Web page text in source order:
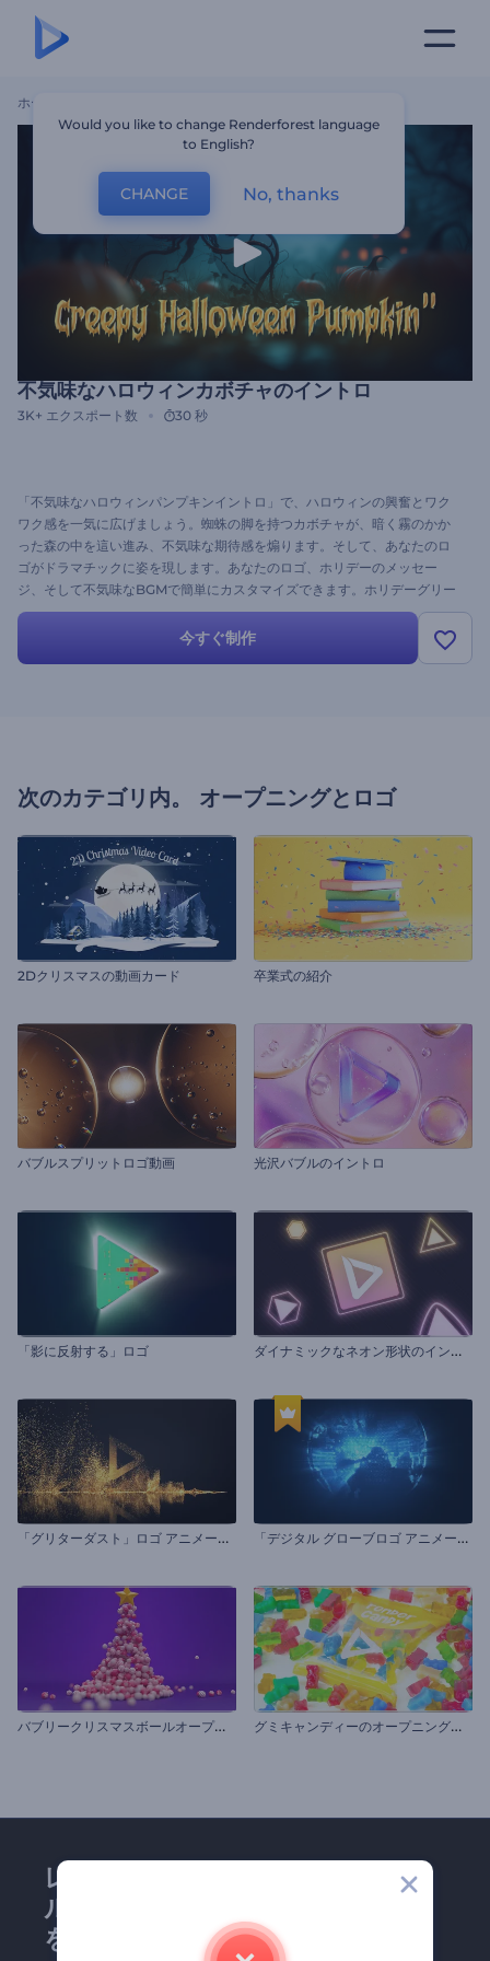
ホーム
不気味なハロウィンカボチャのイントロ
3K+ エクスポート数 30 秒
「不気味なハロウィンパンプキンイントロ」で、ハロウィンの興奮とワク
ワク感を一気に広げましょう。蜘蛛の脚を持つカボチャが、暗く霧のかか
った森の中を這い進み、不気味な期待感を煽ります。そして、あなたのロ
ゴがドラマチックに姿を現します。あなたのロゴ、ホリデーのメッセー
ジ、そして不気味なBGMで簡単にカスタマイズできます。ホリデーグリー
ティングビデオ、パーティー招待状、怖いオープニング、その他ホラーを
テーマにしたコンテンツに最適です。今すぐお試しください！
今すぐ制作
次のカテゴリ内。 オープニングとロゴ
2Dクリスマスの動画カード 卒業式の紹介
バブルスプリットロゴ動画 光沢バブルのイントロ
「影に反射する」ロゴ ダ
イナミックなネオン形状のイントロ動画
「
グリターダスト」ロゴ アニメーション 「
デジタル グローブロゴ アニメーション」
バ
ブリークリスマスボールオープニング グ
ミキャンディーのオープニング動画
レンダーフォレストのメー
ルマガジンにどうかご登録
を！
Would you like to change Renderforest language
to English?
CHANGE No, thanks